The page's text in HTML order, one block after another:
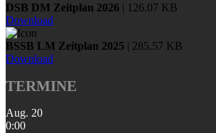
DSB DM Zeitplan 2026 | 126.07 KB
Download
BSSB LM Zeitplan 2025 | 285.57 KB
Download
TERMINE
Aug. 20
0:00